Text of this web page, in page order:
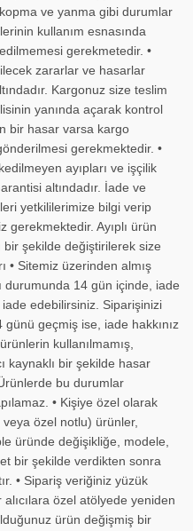
ve yanma gibi durumlar
kullanım esnasında
gerekmetedir. •
zararlar ve hasarlar
Kargonuz size teslim
yanında açarak kontrol
bir hasar varsa kargo
gerekmektedir. •
ayıpları ve işçilik
altındadır. İade ve
yetkililerimize bilgi verip
Ayıplı ürün
bir şekilde değiştirilerek size
• Sitemiz üzerinden almış
durumunda 14 gün içinde, iade
edebilirsiniz. Siparişinizi
günü geçmiş ise, iade hakkınız
kullanılmamış,
kaynaklı bir şekilde hasar
bu durumlar
• Kişiye özel olarak
özel notlu) ürünler,
üründe değişikliğe, modele,
bir şekilde verdikten sonra
• Sipariş veriğiniz yüzük
özel atölyede yeniden
ürün değişmiş bir